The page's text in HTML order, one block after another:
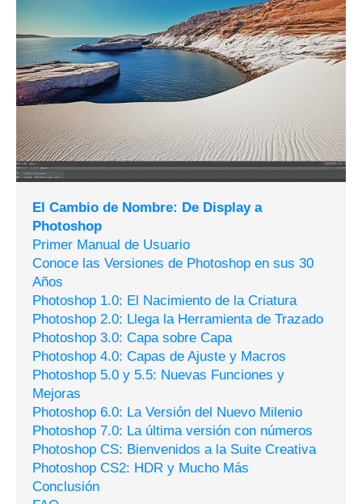
El Cambio de Nombre: De Display a
Photoshop
Primer Manual de Usuario
Conoce las Versiones de Photoshop en sus 30
Años
Photoshop 1.0: El Nacimiento de la Criatura
Photoshop 2.0: Llega la Herramienta de Trazado
Photoshop 3.0: Capa sobre Capa
Photoshop 4.0: Capas de Ajuste y Macros
Photoshop 5.0 y 5.5: Nuevas Funciones y
Mejoras
Photoshop 6.0: La Versión del Nuevo Milenio
Photoshop 7.0: La última versión con números
Photoshop CS: Bienvenidos a la Suite Creativa
Photoshop CS2: HDR y Mucho Más
Conclusión